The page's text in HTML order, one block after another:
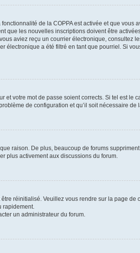
de la COPPA est activée et que vous
les nouvelles inscriptions doivent être
aviez reçu un courrier électronique, consultez
a été filtré en tant que pourriel. Si
votre mot de passe soient corrects. Si tel est le
de configuration et qu’il soit nécessaire de
raison. De plus, beaucoup de forums
plus activement aux discussions du forum.
réinitialisé. Veuillez vous rendre sur la page de
rapidement.
un administrateur du forum.